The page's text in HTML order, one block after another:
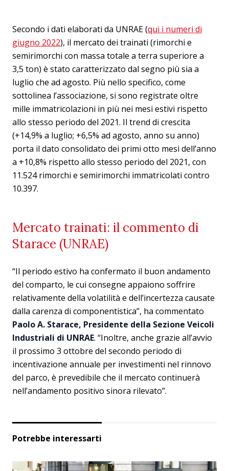
Secondo i dati elaborati da UNRAE (qui i numeri di
giugno 2022), il mercato dei trainati (rimorchi e
semirimorchi con massa totale a terra superiore a
3,5 ton) è stato caratterizzato dal segno più sia a
luglio che ad agosto. Più nello specifico, come
sottolinea l’associazione, si sono registrate oltre
mille immatricolazioni in più nei mesi estivi rispetto
allo stesso periodo del 2021. Il trend di crescita
(+14,9% a luglio; +6,5% ad agosto, anno su anno)
porta il dato consolidato dei primi otto mesi dell’anno
a +10,8% rispetto allo stesso periodo del 2021, con
11.524 rimorchi e semirimorchi immatricolati contro
10.397.
Mercato trainati: il commento di
Starace (UNRAE)
“Il periodo estivo ha confermato il buon andamento
del comparto, le cui consegne appaiono soffrire
relativamente della volatilità e dell’incertezza causate
dalla carenza di componentistica”, ha commentato
Paolo A. Starace, Presidente della Sezione Veicoli
Industriali di UNRAE. “Inoltre, anche grazie all’avvio
il prossimo 3 ottobre del secondo periodo di
incentivazione annuale per investimenti nel rinnovo
del parco, è prevedibile che il mercato continuerà
nell’andamento positivo sinora rilevato”.
Potrebbe interessarti